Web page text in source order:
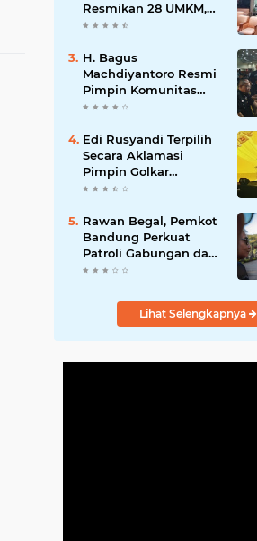
Resmikan 28 UMKM,
Siap Gelar Festival
Jalan Braga
H. Bagus
Machdiyantoro Resmi
Pimpin Komunitas
BBC Periode 2026–
Solidaritas dan
Hadirkan Program
Nyata untuk
Masyarakat
Edi Rusyandi Terpilih
Secara Aklamasi
Pimpin Golkar
Bandung Barat,
Kepemimpinan
Harmonis "Turun
Ranjang"
Rawan Begal, Pemkot
Bandung Perkuat
Patroli Gabungan dan
Pengawasan Digital
Lihat Selengkapnya